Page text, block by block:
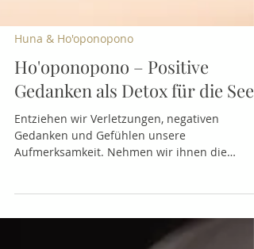
Gedanken als Detox für die